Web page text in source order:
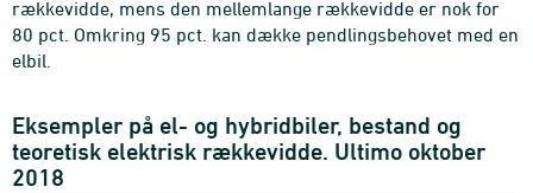
rækkevidde, mens den mellemlange rækkevidde er nok for
80 pct. Omkring 95 pct. kan dække pendlingsbehovet med en
elbil.
Eksempler på el- og hybridbiler, bestand og
teoretisk elektrisk rækkevidde. Ultimo oktober
2018